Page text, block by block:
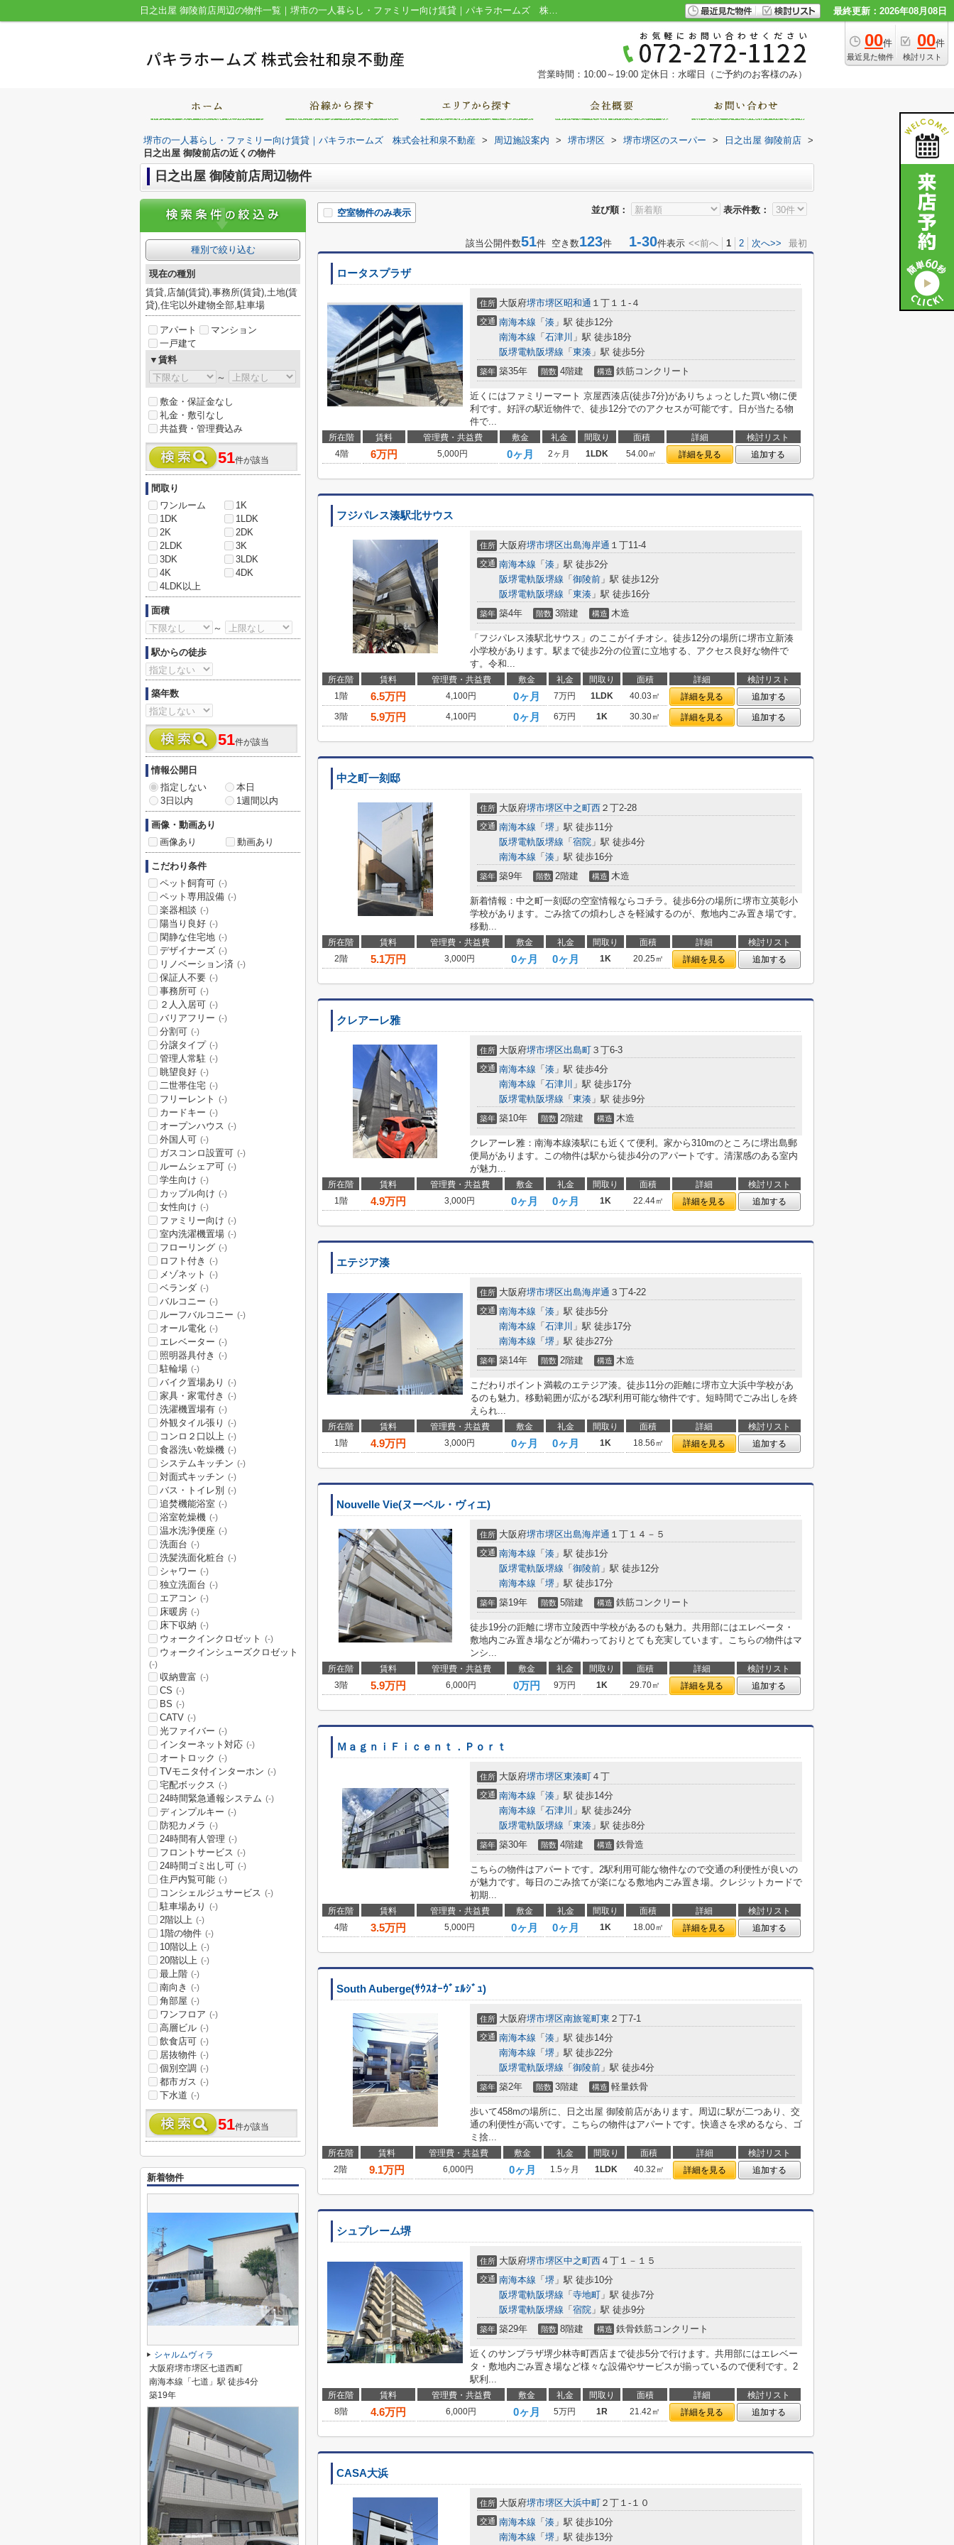
日之出屋 御陵前店周辺の物件一覧｜堺市の一人暮らし・ファミリー向け賃貸｜パキラホームズ 株式会社和泉不動産 最終更新：2026年08月08日
00件
最近見た物件
00件
検討リスト
営業時間：10:00～19:00 定休日：水曜日（ご予約のお客様のみ）
堺市の一人暮らし・ファミリー向け賃貸｜パキラホームズ 株式会社和泉不動産 > 周辺施設案内 > 堺市堺区 > 堺市堺区のスーパー > 日之出屋 御陵前店 >
日之出屋 御陵前店の近くの物件
日之出屋 御陵前店周辺物件
並び順： 表示件数：
空室物件のみ表示
該当公開件数51件 空き数123件 1-30件表示 <<前へ 1 2 次へ>> 最初
ロータスプラザ
住所 大阪府堺市堺区昭和通 １丁１１-４
交通 南海本線 「 湊 」駅 徒歩12分
南海本線 「 石津川 」駅 徒歩18分
阪堺電軌阪堺線 「 東湊 」駅 徒歩5分
築年 築35年 階数 4階建 構造 鉄筋コンクリート
近くにはファミリーマート 京屋西湊店(徒歩7分)がありちょっとした買い物に便
利です。好評の駅近物件で、徒歩12分でのアクセスが可能です。日が当たる物
件で...
所在階 賃料 管理費・共益費 敷金 礼金 間取り 面積 詳細
検討リスト
4階
6万円 5,000円 0ヶ月 2ヶ月 1LDK 54.00㎡ 詳細を見る 追加する
フジパレス湊駅北サウス
住所 大阪府堺市堺区出島海岸通 １丁11-4
交通 南海本線 「 湊 」駅 徒歩2分
阪堺電軌阪堺線 「 御陵前 」駅 徒歩12分
阪堺電軌阪堺線 「 東湊 」駅 徒歩16分
築年 築4年 階数 3階建 構造 木造
「フジパレス湊駅北サウス」のここがイチオシ。徒歩12分の場所に堺市立新湊
小学校があります。駅まで徒歩2分の位置に立地する、アクセス良好な物件で
す。令和...
所在階 賃料 管理費・共益費 敷金 礼金 間取り 面積 詳細
検討リスト
1階
6.5万円 4,100円 0ヶ月 7万円 1LDK 40.03㎡ 詳細を見る
追加する
3階
5.9万円 4,100円 0ヶ月 6万円 1K 30.30㎡ 詳細を見る 追加する
中之町一刻邸
住所 大阪府堺市堺区中之町西 ２丁2-28
交通 南海本線 「 堺 」駅 徒歩11分
阪堺電軌阪堺線 「 宿院 」駅 徒歩4分
南海本線 「 湊 」駅 徒歩16分
築年 築9年 階数 2階建 構造 木造
新着情報：中之町一刻邸の空室情報ならコチラ。徒歩6分の場所に堺市立英彰小
学校があります。ごみ捨ての煩わしさを軽減するのが、敷地内ごみ置き場です。
移動...
所在階 賃料 管理費・共益費 敷金 礼金 間取り 面積 詳細
検討リスト
2階
5.1万円 3,000円 0ヶ月 0ヶ月 1K 20.25㎡ 詳細を見る 追加する
クレアーレ雅
住所 大阪府堺市堺区出島町 ３丁6-3
交通 南海本線 「 湊 」駅 徒歩4分
南海本線 「 石津川 」駅 徒歩17分
阪堺電軌阪堺線 「 東湊 」駅 徒歩9分
築年 築10年 階数 2階建 構造 木造
クレアーレ雅：南海本線湊駅にも近くて便利。家から310mのところに堺出島郵
便局があります。この物件は駅から徒歩4分のアパートです。清潔感のある室内
が魅力...
所在階 賃料 管理費・共益費 敷金 礼金 間取り 面積 詳細
検討リスト
1階
4.9万円 3,000円 0ヶ月 0ヶ月 1K 22.44㎡ 詳細を見る 追加する
エテジア湊
住所 大阪府堺市堺区出島海岸通 ３丁4-22
交通 南海本線 「 湊 」駅 徒歩5分
南海本線 「 石津川 」駅 徒歩17分
南海本線 「 堺 」駅 徒歩27分
築年 築14年 階数 2階建 構造 木造
こだわりポイント満載のエテジア湊。徒歩11分の距離に堺市立大浜中学校があ
るのも魅力。移動範囲が広がる2駅利用可能な物件です。短時間でごみ出しを終
えられ...
所在階 賃料 管理費・共益費 敷金 礼金 間取り 面積 詳細
検討リスト
1階
4.9万円 3,000円 0ヶ月 0ヶ月 1K 18.56㎡ 詳細を見る 追加する
Nouvelle Vie(ヌーベル・ヴィエ)
住所 大阪府堺市堺区出島海岸通 １丁１４－５
交通 南海本線 「 湊 」駅 徒歩1分
阪堺電軌阪堺線 「 御陵前 」駅 徒歩12分
南海本線 「 堺 」駅 徒歩17分
築年 築19年 階数 5階建 構造 鉄筋コンクリート
徒歩19分の距離に堺市立陵西中学校があるのも魅力。共用部にはエレベータ・
敷地内ごみ置き場などが備わっておりとても充実しています。こちらの物件はマ
ンシ...
所在階 賃料 管理費・共益費 敷金 礼金 間取り 面積 詳細
検討リスト
3階
5.9万円 6,000円 0万円 9万円 1K 29.70㎡ 詳細を見る 追加する
ＭａｇｎｉＦｉｃｅｎｔ．Ｐｏｒｔ
住所 大阪府堺市堺区東湊町 ４丁
交通 南海本線 「 湊 」駅 徒歩14分
南海本線 「 石津川 」駅 徒歩24分
阪堺電軌阪堺線 「 東湊 」駅 徒歩8分
築年 築30年 階数 4階建 構造 鉄骨造
こちらの物件はアパートです。2駅利用可能な物件なので交通の利便性が良いの
が魅力です。毎日のごみ捨てが楽になる敷地内ごみ置き場。クレジットカードで
初期...
所在階 賃料 管理費・共益費 敷金 礼金 間取り 面積 詳細
検討リスト
4階
3.5万円 5,000円 0ヶ月 0ヶ月 1K 18.00㎡ 詳細を見る 追加する
South Auberge(ｻｳｽｵｰｳﾞｪﾙｼﾞｭ)
住所 大阪府堺市堺区南旅篭町東 ２丁7-1
交通 南海本線 「 湊 」駅 徒歩14分
南海本線 「 堺 」駅 徒歩22分
阪堺電軌阪堺線 「 御陵前 」駅 徒歩4分
築年 築2年 階数 3階建 構造 軽量鉄骨
歩いて458mの場所に、日之出屋 御陵前店があります。周辺に駅が二つあり、交
通の利便性が高いです。こちらの物件はアパートです。快適さを求めるなら、ゴ
ミ捨...
所在階 賃料 管理費・共益費 敷金 礼金 間取り 面積 詳細
検討リスト
2階
9.1万円 6,000円 0ヶ月 1.5ヶ月 1LDK 40.32㎡ 詳細を見る 追加する
シュプレーム堺
住所 大阪府堺市堺区中之町西 ４丁１－１５
交通 南海本線 「 堺 」駅 徒歩10分
阪堺電軌阪堺線 「 寺地町 」駅 徒歩7分
阪堺電軌阪堺線 「 宿院 」駅 徒歩9分
築年 築29年 階数 8階建 構造 鉄骨鉄筋コンクリート
近くのサンプラザ堺少林寺町西店まで徒歩5分で行けます。共用部にはエレベー
タ・敷地内ごみ置き場など様々な設備やサービスが揃っているので便利です。2
駅利...
所在階 賃料 管理費・共益費 敷金 礼金 間取り 面積 詳細
検討リスト
8階
4.6万円 6,000円 0ヶ月 5万円 1R 21.42㎡ 詳細を見る 追加する
CASA大浜
住所 大阪府堺市堺区大浜中町 ２丁１-１０
交通 南海本線 「 湊 」駅 徒歩10分
南海本線 「 堺 」駅 徒歩13分
種別で絞り込む
現在の種別
賃貸,店舗(賃貸),事務所(賃貸),土地(賃
貸),住宅以外建物全部,駐車場
アパート
マンション
一戸建て
▼賃料
～
敷金・保証金なし
礼金・敷引なし
共益費・管理費込み
51件が該当
間取り
ワンルーム
1K
1DK
1LDK
2K
2DK
2LDK
3K
3DK
3LDK
4K
4DK
4LDK以上
面積
～
駅からの徒歩
築年数
51件が該当
情報公開日
指定しない
本日
3日以内
1週間以内
画像・動画あり
画像あり
動画あり
こだわり条件
ペット飼育可 (-)
ペット専用設備 (-)
楽器相談 (-)
陽当り良好 (-)
閑静な住宅地 (-)
デザイナーズ (-)
リノベーション済 (-)
保証人不要 (-)
事務所可 (-)
２人入居可 (-)
バリアフリー (-)
分割可 (-)
分譲タイプ (-)
管理人常駐 (-)
眺望良好 (-)
二世帯住宅 (-)
フリーレント (-)
カードキー (-)
オープンハウス (-)
外国人可 (-)
ガスコンロ設置可 (-)
ルームシェア可 (-)
学生向け (-)
カップル向け (-)
女性向け (-)
ファミリー向け (-)
室内洗濯機置場 (-)
フローリング (-)
ロフト付き (-)
メゾネット (-)
ベランダ (-)
バルコニー (-)
ルーフバルコニー (-)
オール電化 (-)
エレベーター (-)
照明器具付き (-)
駐輪場 (-)
バイク置場あり (-)
家具・家電付き (-)
洗濯機置場有 (-)
外観タイル張り (-)
コンロ２口以上 (-)
食器洗い乾燥機 (-)
システムキッチン (-)
対面式キッチン (-)
バス・トイレ別 (-)
追焚機能浴室 (-)
浴室乾燥機 (-)
温水洗浄便座 (-)
洗面台 (-)
洗髪洗面化粧台 (-)
シャワー (-)
独立洗面台 (-)
エアコン (-)
床暖房 (-)
床下収納 (-)
ウォークインクロゼット (-)
ウォークインシューズクロゼット
(-)
収納豊富 (-)
CS (-)
BS (-)
CATV (-)
光ファイバー (-)
インターネット対応 (-)
オートロック (-)
TVモニタ付インターホン (-)
宅配ボックス (-)
24時間緊急通報システム (-)
ディンプルキー (-)
防犯カメラ (-)
24時間有人管理 (-)
フロントサービス (-)
24時間ゴミ出し可 (-)
住戸内覧可能 (-)
コンシェルジュサービス (-)
駐車場あり (-)
2階以上 (-)
1階の物件 (-)
10階以上 (-)
20階以上 (-)
最上階 (-)
南向き (-)
角部屋 (-)
ワンフロア (-)
高層ビル (-)
飲食店可 (-)
居抜物件 (-)
個別空調 (-)
都市ガス (-)
下水道 (-)
51件が該当
新着物件
シャルムヴィラ
大阪府堺市堺区七道西町
南海本線「七道」駅 徒歩4分
築19年